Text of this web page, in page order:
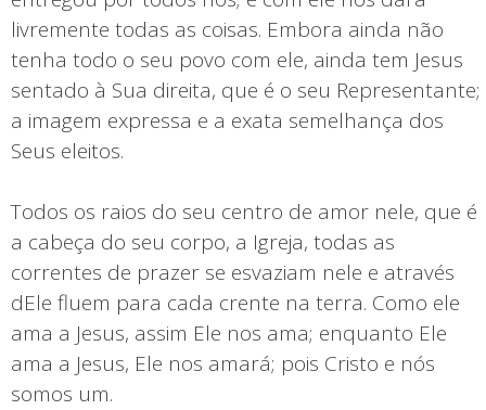
livremente todas as coisas. Embora ainda não
tenha todo o seu povo com ele, ainda tem Jesus
sentado à Sua direita, que é o seu Representante;
a imagem expressa e a exata semelhança dos
Seus eleitos.
Todos os raios do seu centro de amor nele, que é
a cabeça do seu corpo, a Igreja, todas as
correntes de prazer se esvaziam nele e através
dEle fluem para cada crente na terra. Como ele
ama a Jesus, assim Ele nos ama; enquanto Ele
ama a Jesus, Ele nos amará; pois Cristo e nós
somos um.